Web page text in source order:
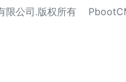
公司.版权所有